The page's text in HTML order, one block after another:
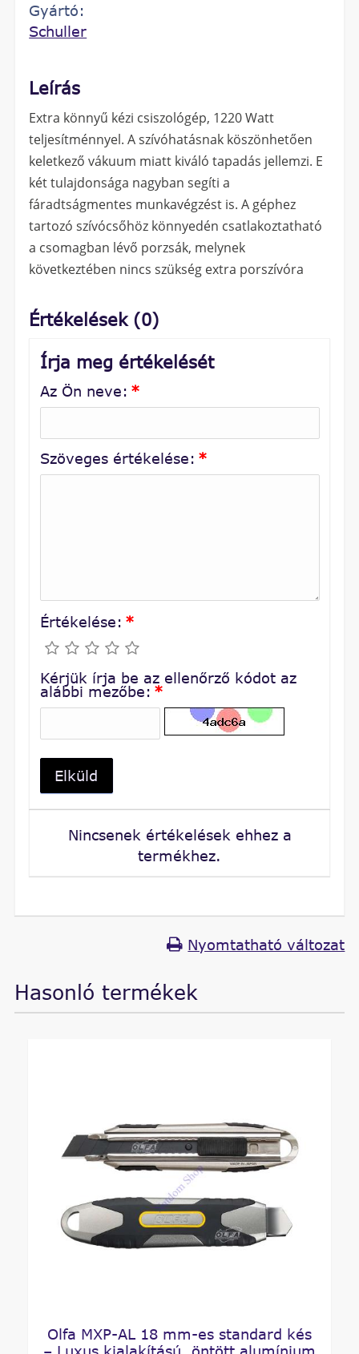
Gyártó:
Schuller
Leírás
Extra könnyű kézi csiszológép, 1220 Watt
teljesítménnyel. A szívóhatásnak köszönhetően
keletkező vákuum miatt kiváló tapadás jellemzi. E
két tulajdonsága nagyban segíti a
fáradtságmentes munkavégzést is. A géphez
tartozó szívócsőhöz könnyedén csatlakoztatható
a csomagban lévő porzsák, melynek
következtében nincs szükség extra porszívóra
Értékelések (0)
Írja meg értékelését
Az Ön neve: *
Szöveges értékelése: *
Értékelése: *
Kérjük írja be az ellenőrző kódot az
alábbi mezőbe: *
Elküld
Nincsenek értékelések ehhez a
termékhez.
Nyomtatható változat
Hasonló termékek
Olfa MXP-AL 18 mm-es standard kés